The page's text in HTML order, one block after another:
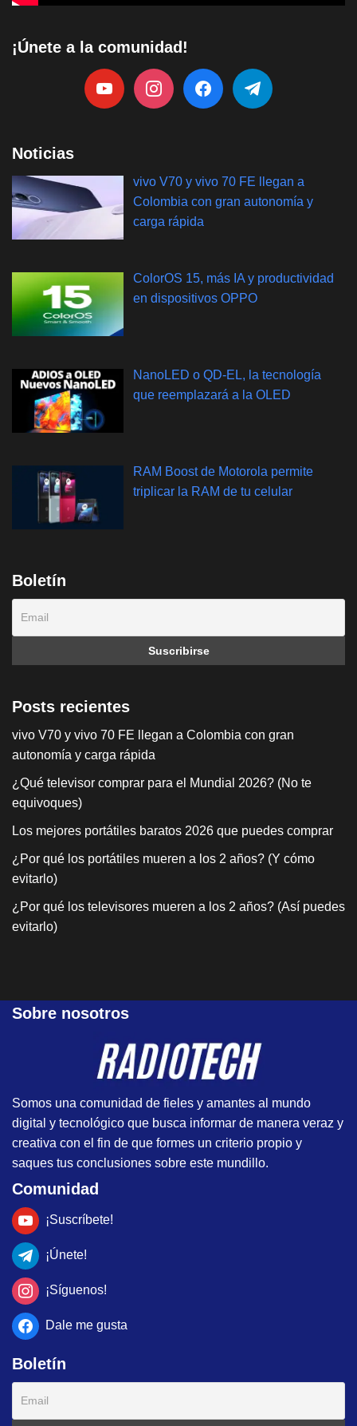
¡Únete a la comunidad!
Noticias
vivo V70 y vivo 70 FE llegan a
Colombia con gran autonomía y
carga rápida
ColorOS 15, más IA y productividad
en dispositivos OPPO
NanoLED o QD-EL, la tecnología
que reemplazará a la OLED
RAM Boost de Motorola permite
triplicar la RAM de tu celular
Boletín
Posts recientes
vivo V70 y vivo 70 FE llegan a Colombia con gran
autonomía y carga rápida
¿Qué televisor comprar para el Mundial 2026? (No te
equivoques)
Los mejores portátiles baratos 2026 que puedes comprar
¿Por qué los portátiles mueren a los 2 años? (Y cómo
evitarlo)
¿Por qué los televisores mueren a los 2 años? (Así puedes
evitarlo)
Sobre nosotros
Somos una comunidad de fieles y amantes al mundo
digital y tecnológico que busca informar de manera veraz y
creativa con el fin de que formes un criterio propio y
saques tus conclusiones sobre este mundillo.
Comunidad
¡Suscríbete!
¡Únete!
¡Síguenos!
Dale me gusta
Boletín